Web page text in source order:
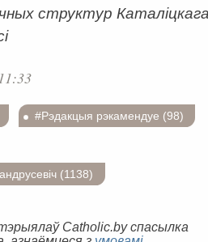
структур
#Рэдакцыя рэкамендуе (98)
(1138)
Catholic.by спасылка